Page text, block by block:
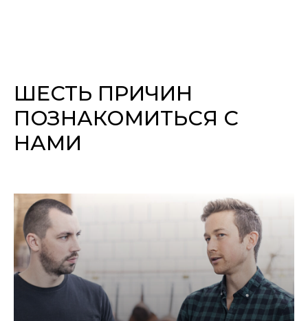
ШЕСТЬ ПРИЧИН
ПОЗНАКОМИТЬСЯ С
НАМИ